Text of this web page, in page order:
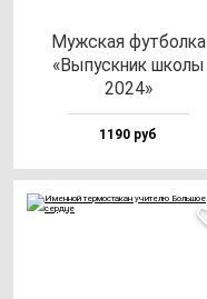
Муж­ская фут­бол­ка
«Выпус­кник шко­лы
2024»
1190 руб